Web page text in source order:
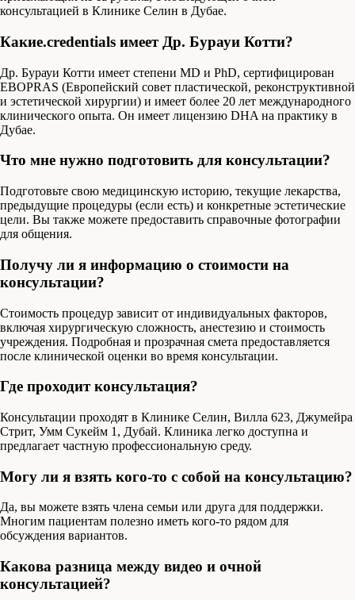
консультацией в Клинике Селин в Дубае.
Какие.credentials имеет Др. Бурауи Котти?
Др. Бурауи Котти имеет степени MD и PhD, сертифицирован
EBOPRAS (Европейский совет пластической, реконструктивной
и эстетической хирургии) и имеет более 20 лет международного
клинического опыта. Он имеет лицензию DHA на практику в
Дубае.
Что мне нужно подготовить для консультации?
Подготовьте свою медицинскую историю, текущие лекарства,
предыдущие процедуры (если есть) и конкретные эстетические
цели. Вы также можете предоставить справочные фотографии
для общения.
Получу ли я информацию о стоимости на
консультации?
Стоимость процедур зависит от индивидуальных факторов,
включая хирургическую сложность, анестезию и стоимость
учреждения. Подробная и прозрачная смета предоставляется
после клинической оценки во время консультации.
Где проходит консультация?
Консультации проходят в Клинике Селин, Вилла 623, Джумейра
Стрит, Умм Сукейм 1, Дубай. Клиника легко доступна и
предлагает частную профессиональную среду.
Могу ли я взять кого-то с собой на консультацию?
Да, вы можете взять члена семьи или друга для поддержки.
Многим пациентам полезно иметь кого-то рядом для
обсуждения вариантов.
Какова разница между видео и очной
консультацией?